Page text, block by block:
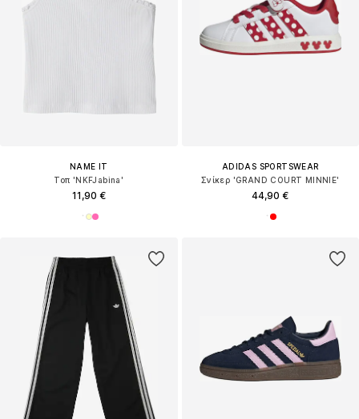
NAME IT
Τοπ 'NKFJabina'
11,90 €
ADIDAS SPORTSWEAR
Σνίκερ 'GRAND COURT MINNIE'
44,90 €